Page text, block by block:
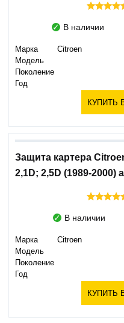
В наличии
Марка
Citroen
Модель
Поколение
Год
КУПИТЬ
Защита картера
2,1D; 2,5D (1989-2000)
В наличии
Марка
Citroen
Модель
Поколение
Год
КУПИТЬ